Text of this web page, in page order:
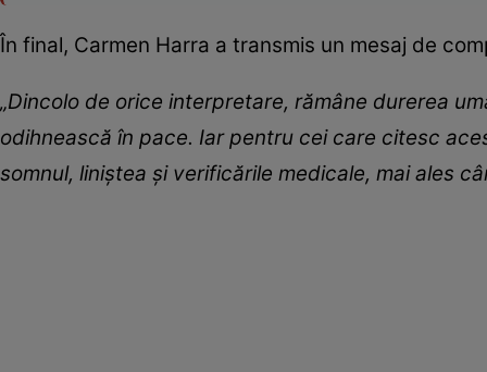
În final, Carmen Harra a transmis un mesaj de
„Dincolo de orice interpretare, rămâne durerea
odihnească în pace. Iar pentru cei care citesc
somnul, liniștea și verificările medicale, mai ales